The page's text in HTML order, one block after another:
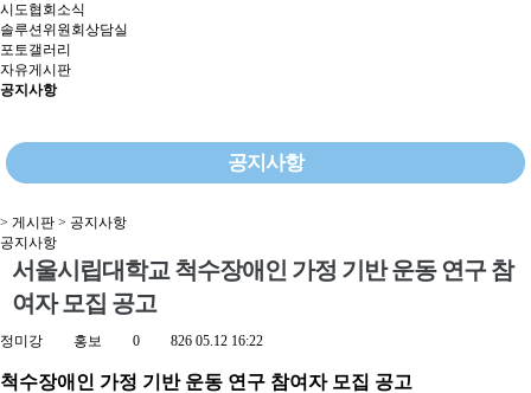
시도협회소식
솔루션위원회상담실
포토갤러리
자유게시판
공지사항
공지사항
> 게시판 > 공지사항
공지사항
서울시립대학교 척수장애인 가정 기반 운동 연구 참
여자 모집 공고
정미강 홍보 0 826 05.12 16:22
척수장애인 가정 기반 운동 연구 참여자 모집 공고